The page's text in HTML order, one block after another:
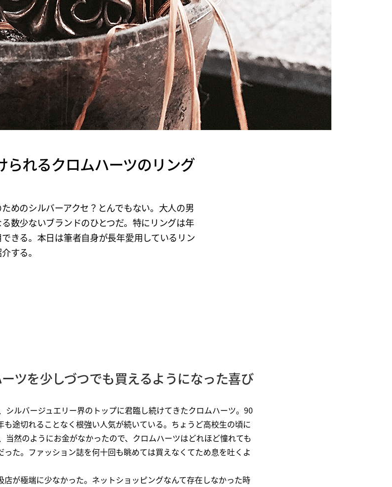
られるクロムハーツのリング
めのシルバーアクセ？とんでもない。大人の男
数少ないブランドのひとつだ。特にリングは年
きる。本日は筆者自身が長年愛用しているリン
する。
ツを少しづつでも買えるようになった喜び
シルバージュエリー界のトップに君臨し続けてきたクロムハーツ。90
途切れることなく根強い人気が続いている。ちょうど高校生の頃に
然のようにお金がなかったので、クロムハーツはどれほど憧れても
た。ファッション誌を何十回も眺めては買えなくてため息を吐くよ
が極端に少なかった。ネットショッピングなんて存在しなかった時